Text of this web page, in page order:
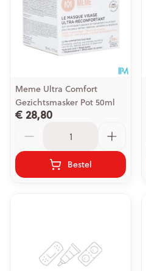
Meme Ultra Comfort
Gezichtsmasker Pot 50ml
€ 28,80
Bestel